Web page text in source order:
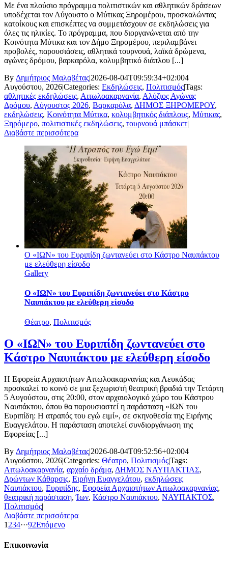
Με ένα πλούσιο πρόγραμμα πολιτιστικών και αθλητικών δράσεων
υποδέχεται τον Αύγουστο ο Μύτικας Ξηρομέρου, προσκαλώντας
κατοίκους και επισκέπτες να συμμετάσχουν σε εκδηλώσεις για
όλες τις ηλικίες. Το πρόγραμμα, που διοργανώνεται από την
Κοινότητα Μύτικα και τον Δήμο Ξηρομέρου, περιλαμβάνει
προβολές, παρουσιάσεις, αθλητικά τουρνουά, λαϊκά δρώμενα,
αγώνες δρόμου, βαρκαρόλα, κολυμβητικό διάπλου [...]
By Δημήτριος Μαλαβέτας|2026-08-04T09:59:34+02:004
Αυγούστου, 2026|Categories: Εκδηλώσεις, Πολιτισμός|Tags:
αθλητικές εκδηλώσεις, Αιτωλοακαρνανία, Αλύζιος Αγώνας
Δρόμου, Αύγουστος 2026, Βαρκαρόλα, ΔΗΜΟΣ ΞΗΡΟΜΕΡΟΥ,
εκδηλώσεις, Κοινότητα Μύτικα, κολυμβητικός διάπλους, Μύτικας,
Ξηρόμερο, πολιτιστικές εκδηλώσεις, τουρνουά μπάσκετ|
Διαβάστε περισσότερα
Ο «ΙΩΝ» του Ευριπίδη ζωντανεύει στο Κάστρο Ναυπάκτου
με ελεύθερη είσοδο
Gallery
Ο «ΙΩΝ» του Ευριπίδη ζωντανεύει στο Κάστρο
Ναυπάκτου με ελεύθερη είσοδο
Θέατρο, Πολιτισμός
Ο «ΙΩΝ» του Ευριπίδη ζωντανεύει στο
Κάστρο Ναυπάκτου με ελεύθερη είσοδο
Η Εφορεία Αρχαιοτήτων Αιτωλοακαρνανίας και Λευκάδας
προσκαλεί το κοινό σε μια ξεχωριστή θεατρική βραδιά την Τετάρτη
5 Αυγούστου, στις 20:00, στον αρχαιολογικό χώρο του Κάστρου
Ναυπάκτου, όπου θα παρουσιαστεί η παράσταση «ΙΩΝ του
Ευριπίδη: Η ατραπός του εγώ ειμί», σε σκηνοθεσία της Ειρήνης
Ευαγγελάτου. Η παράσταση αποτελεί συνδιοργάνωση της
Εφορείας [...]
By Δημήτριος Μαλαβέτας|2026-08-04T09:52:56+02:004
Αυγούστου, 2026|Categories: Θέατρο, Πολιτισμός|Tags:
Αιτωλοακαρνανία, αρχαίο δράμα, ΔΗΜΟΣ ΝΑΥΠΑΚΤΙΑΣ,
Δρώντων Κάθαρσις, Ειρήνη Ευαγγελάτου, εκδηλώσεις
Ναυπάκτου, Ευριπίδης, Εφορεία Αρχαιοτήτων Αιτωλοακαρνανίας,
θεατρική παράσταση,Ίων, Κάστρο Ναυπάκτου, ΝΑΥΠΑΚΤΟΣ,
Πολιτισμός|
Διαβάστε περισσότερα
1 234···92Επόμενο
Επικοινωνία